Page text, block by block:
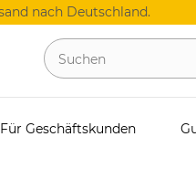
nach Deutschland.
Für Geschäftskunden